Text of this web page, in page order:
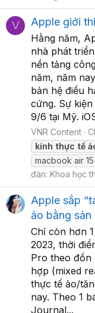
V Apple giới
Hằng năm,
nhà phát
nền tảng
năm, năm
bản hệ điều
cứng. Sự
9/6 tại Mỹ.
VNR Content
kính thực tế
macbook air
đàn: Khoa học
Apple sắp
ảo bằng
Chỉ còn hơn
2023, thời
Pro theo đồn
hợp (mixed
thực tế ảo/
nay. Theo 1
Journal...